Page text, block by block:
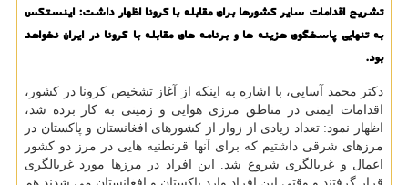
تشریح اقدامات سایر كشورها برای مقابله با كرونا اظهار داشت: اینستكس
به تنهایی پاسخگوی هزینه ها و برنامه های مقابله با كرونا در ایران نخواهد
بود.
دكتر محمد آسایی، با اشاره به اینكه از آغاز تشخیص كرونا در كشور،
اقدامات ایمنی در مناطق مرزی هوایی و زمینی به كار برده شد،
اظهار نمود: تعداد زیادی از زوار از كشورهای افغانستان و پاكستان در
مرزهای شرقی داشتیم كه برای آنها قرنطنیه هایی در مرز دو كشور
اعمال و غربالگری شروع شد. این افراد در مرزها مورد غربالگری
قرار گرفتند و وقتی این افراد وارد پاكستان و افغانستان می شدند هم